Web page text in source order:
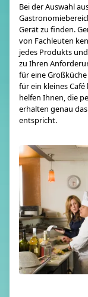
Bei der Auswahl
Gerät zu finden.
von Fachleuten
jedes Produkts
zu Ihren
für eine
für ein kleines
helfen Ihnen, die
erhalten genau
entspricht.